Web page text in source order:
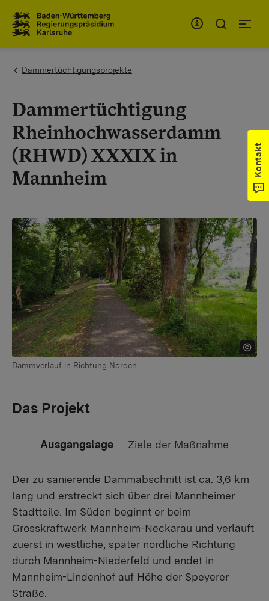
You are here:
Dammertüchtigungsprojekte
Dammertüchtigung
Rheinhochwasserdamm
(RHWD) XXXIX in
Mannheim
Dammverlauf in Richtung Norden
Das Projekt
Ausgangslage Ziele der Maßnahme
Der zu sanierende Dammabschnitt ist ca. 3,6 km
lang und erstreckt sich über drei Mannheimer
Stadtteile. Im Süden beginnt er beim
Grosskraftwerk Mannheim-Neckarau und verläuft
zuerst in westliche, später nördliche Richtung
durch Mannheim-Niederfeld und endet in
Mannheim-Lindenhof auf Höhe der Speyerer
Straße.
Kontakt